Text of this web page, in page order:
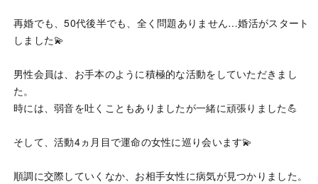
再婚でも、50代後半でも、全く問題ありません…婚活がスタート
しました💫
男性会員は、お手本のように積極的な活動をしていただきまし
た。
時には、弱音を吐くこともありましたが一緒に頑張りました💪
そして、活動4ヵ月目で運命の女性に巡り会います💫
順調に交際していくなか、お相手女性に病気が見つかりました。